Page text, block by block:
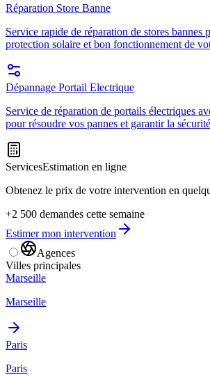
Réparation Store Banne
Service rapide de réparation de stores bannes
protection solaire et bon fonctionnement de
Dépannage Portail Electrique
Service de réparation de portails électriques
pour résoudre vos pannes et garantir la
ServicesEstimation en ligne
Obtenez le prix de votre intervention en
+2 500 demandes cette semaine
Estimer mon intervention
Agences
Villes principales
Marseille
Marseille
Paris
Paris